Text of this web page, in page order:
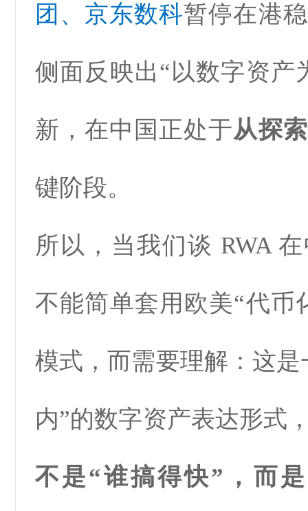
团、京东数科暂停在港
侧面反映出“以数字资产
新，在中国正处于从探
键阶段。
所以，当我们谈 RWA
不能简单套用欧美“代币
模式，而需要理解：这
内”的数字资产表达形式
不是“谁搞得快”，而